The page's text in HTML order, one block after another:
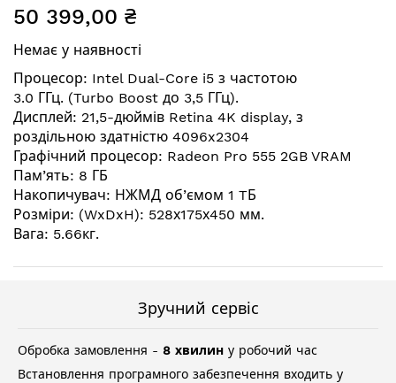
до
галереї
зображень
50 399,00 ₴
Немає у наявності
Процесор: Intel Dual-Core i5 з частотою
3.0 ГГц. (Turbo Boost до 3,5 ГГц).
Дисплей: 21,5-дюймів Retina 4K display, з
роздільною здатністю 4096x2304
Графічний процесор: Radeon Pro 555 2GB VRAM
Пам’ять: 8 ГБ
Накопичувач: НЖМД об’ємом 1 TБ
Розміри: (WxDxH): 528х175х450 мм.
Вага: 5.66кг.
Зручний сервіс
Обробка замовлення - 8 хвилин у робочий час
Встановлення програмного забезпечення входить у